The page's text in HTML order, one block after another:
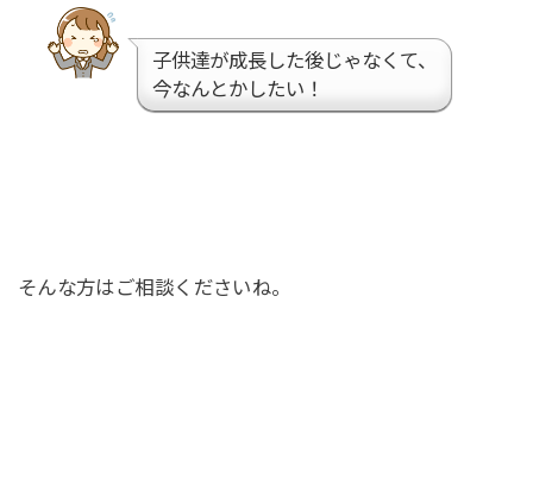
子供達が成長した後じゃなくて、
今なんとかしたい！
そんな方はご相談くださいね。